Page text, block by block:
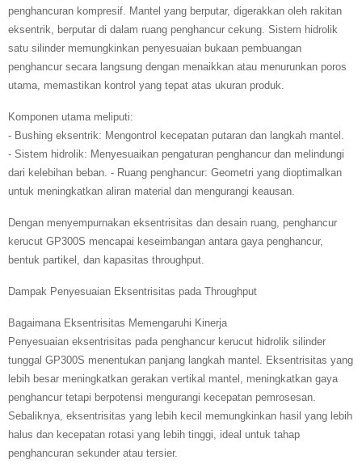
penghancuran kompresif. Mantel yang berputar, digerakkan oleh rakitan
eksentrik, berputar di dalam ruang penghancur cekung. Sistem hidrolik
satu silinder memungkinkan penyesuaian bukaan pembuangan
penghancur secara langsung dengan menaikkan atau menurunkan poros
utama, memastikan kontrol yang tepat atas ukuran produk.
Komponen utama meliputi:
- Bushing eksentrik: Mengontrol kecepatan putaran dan langkah mantel.
- Sistem hidrolik: Menyesuaikan pengaturan penghancur dan melindungi
dari kelebihan beban. - Ruang penghancur: Geometri yang dioptimalkan
untuk meningkatkan aliran material dan mengurangi keausan.
Dengan menyempurnakan eksentrisitas dan desain ruang, penghancur
kerucut GP300S mencapai keseimbangan antara gaya penghancur,
bentuk partikel, dan kapasitas throughput.
Dampak Penyesuaian Eksentrisitas pada Throughput
Bagaimana Eksentrisitas Memengaruhi Kinerja
Penyesuaian eksentrisitas pada penghancur kerucut hidrolik silinder
tunggal GP300S menentukan panjang langkah mantel. Eksentrisitas yang
lebih besar meningkatkan gerakan vertikal mantel, meningkatkan gaya
penghancur tetapi berpotensi mengurangi kecepatan pemrosesan.
Sebaliknya, eksentrisitas yang lebih kecil memungkinkan hasil yang lebih
halus dan kecepatan rotasi yang lebih tinggi, ideal untuk tahap
penghancuran sekunder atau tersier.